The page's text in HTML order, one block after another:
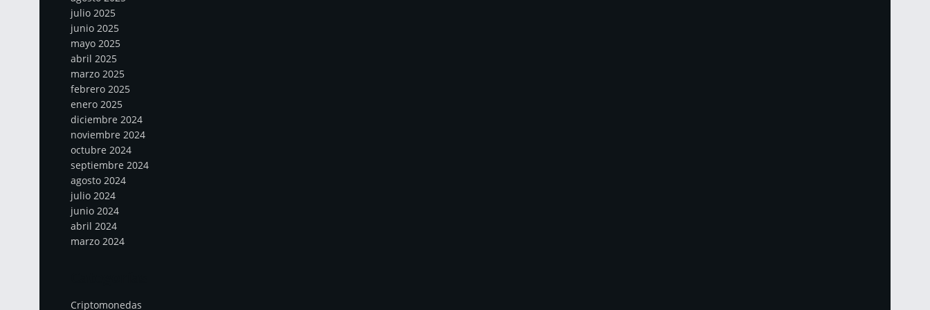
julio 2025
junio 2025
mayo 2025
abril 2025
marzo 2025
febrero 2025
enero 2025
diciembre 2024
noviembre 2024
octubre 2024
septiembre 2024
agosto 2024
julio 2024
junio 2024
abril 2024
marzo 2024
Criptomonedas